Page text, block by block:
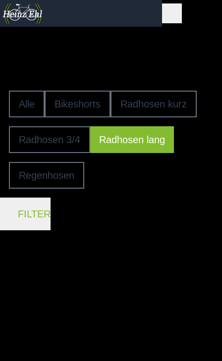
Alle Bikeshorts Radhosen kurz
Radhosen 3/4 Radhosen lang
Regenhosen
FILTER